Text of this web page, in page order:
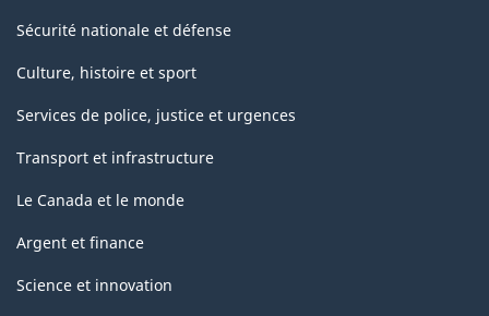
Sécurité nationale et défense
Culture, histoire et sport
Services de police, justice et urgences
Transport et infrastructure
Le Canada et le monde
Argent et finance
Science et innovation